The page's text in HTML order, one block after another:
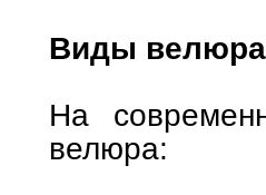
Виды велюра
На
велюра: